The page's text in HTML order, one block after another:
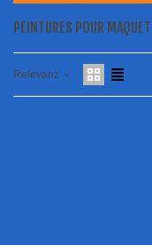
PEINTURES POUR
Relevanz